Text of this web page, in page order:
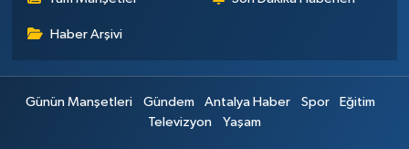
Haber Arşivi
Günün Manşetleri Gündem Antalya Haber Spor
Eğitim
Televizyon
Yaşam